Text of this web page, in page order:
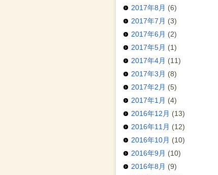
2017年8月 (6)
2017年7月 (3)
2017年6月 (2)
2017年5月 (1)
2017年4月 (11)
2017年3月 (8)
2017年2月 (5)
2017年1月 (4)
2016年12月 (13)
2016年11月 (12)
2016年10月 (10)
2016年9月 (10)
2016年8月 (9)